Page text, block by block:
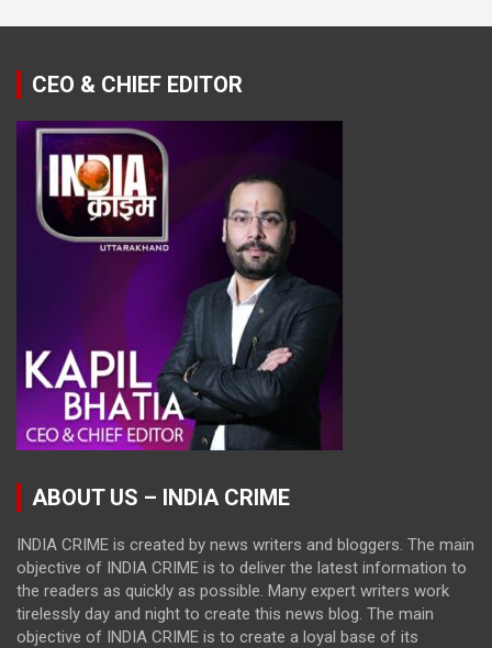
CEO & CHIEF EDITOR
ABOUT US – INDIA CRIME
INDIA CRIME is created by news writers and bloggers. The main
objective of INDIA CRIME is to deliver the latest information to
the readers as quickly as possible. Many expert writers work
tirelessly day and night to create this news blog. The main
objective of INDIA CRIME is to create a loyal base of its